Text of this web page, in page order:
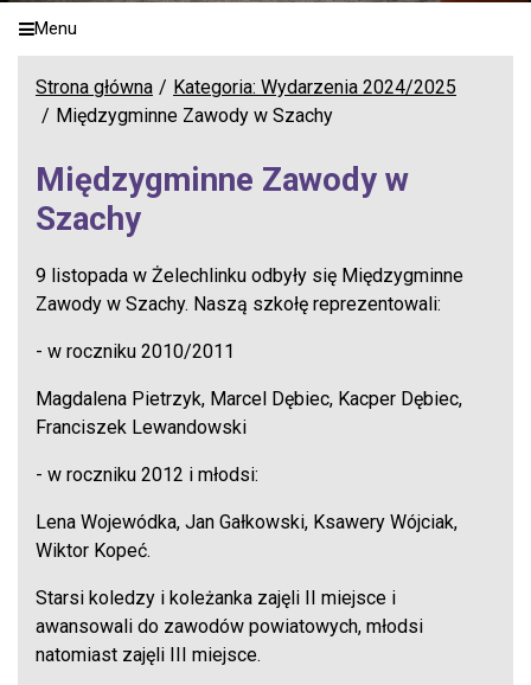
Menu
Strona główna
Kategoria: Wydarzenia 2024/2025
Międzygminne Zawody w Szachy
Międzygminne Zawody w
Szachy
9 listopada w Żelechlinku odbyły się Międzygminne
Zawody w Szachy. Naszą szkołę reprezentowali:
- w roczniku 2010/2011
Magdalena Pietrzyk, Marcel Dębiec, Kacper Dębiec,
Franciszek Lewandowski
- w roczniku 2012 i młodsi:
Lena Wojewódka, Jan Gałkowski, Ksawery Wójciak,
Wiktor Kopeć.
Starsi koledzy i koleżanka zajęli II miejsce i
awansowali do zawodów powiatowych, młodsi
natomiast zajęli III miejsce.